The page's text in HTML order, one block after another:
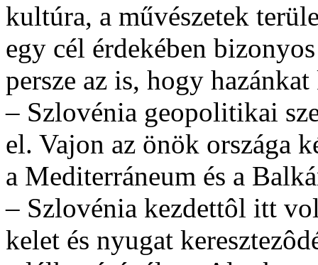
kultúra, a művészetek
egy cél érdekében
persze az is, hogy
– Szlovénia geopolitikai
el. Vajon az önök országa
a Mediterráneum és a
– Szlovénia kezdettôl itt
kelet és nyugat